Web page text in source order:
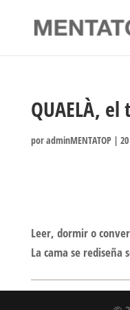
QUAELÀ,
poradminMENTATOP|
Leer, dormir o
La cama se rediseña